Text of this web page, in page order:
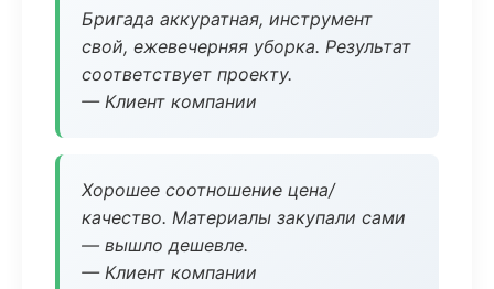
Бригада аккуратная, инструмент
свой, ежевечерняя уборка. Результат
соответствует проекту.
— Клиент компании
Хорошее соотношение цена/
качество. Материалы закупали сами
— вышло дешевле.
— Клиент компании